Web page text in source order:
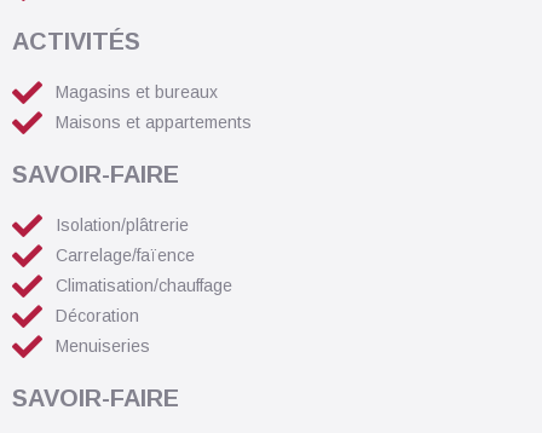
ACTIVITÉS
Magasins et bureaux
Maisons et appartements
SAVOIR-FAIRE
Isolation/plâtrerie
Carrelage/faïence
Climatisation/chauffage
Décoration
Menuiseries
SAVOIR-FAIRE